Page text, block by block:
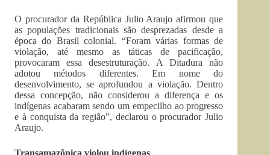
O procurador da República Julio Araujo afirmou que
as populações tradicionais são desprezadas desde a
época do Brasil colonial. “Foram várias formas de
violação, até mesmo as táticas de pacificação,
provocaram essa desestruturação. A Ditadura não
adotou métodos diferentes. Em nome do
desenvolvimento, se aprofundou a violação. Dentro
dessa concepção, não considerou a diferença e os
indígenas acabaram sendo um empecilho ao progresso
e à conquista da região”, declarou o procurador Julio
Araujo.